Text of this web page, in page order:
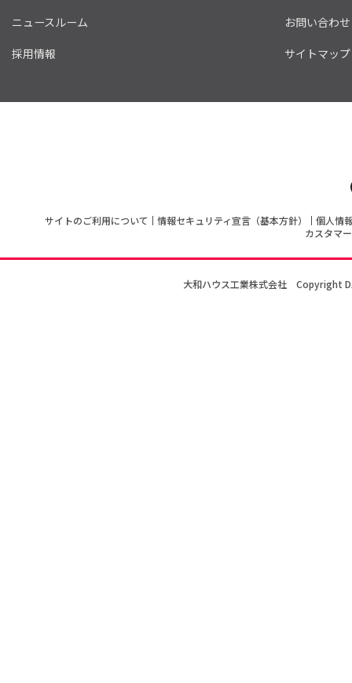
ニュースルーム
採用情報
お問い合わせ
サイトマップ
サイトのご利用について 情報セキュリティ宣言（基本方針）
個人情
カスタマ
大和ハウス工業株式会社 Copyright